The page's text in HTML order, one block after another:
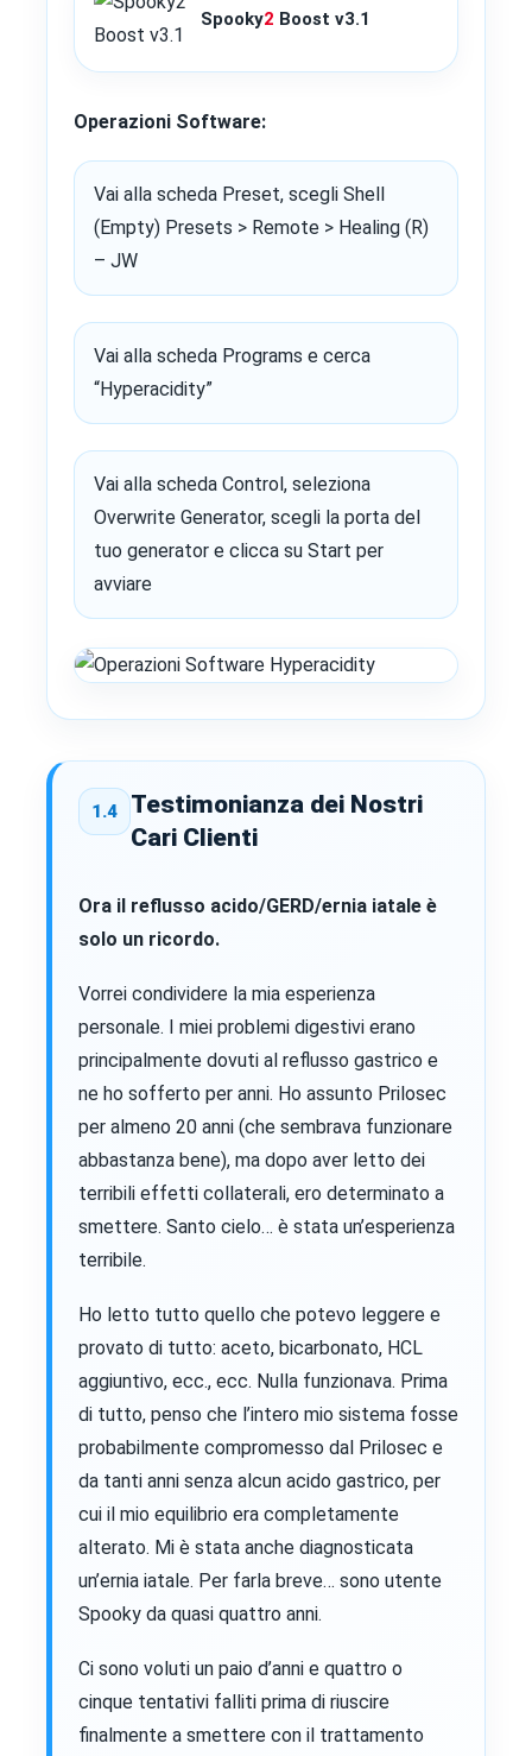
Spooky2 Boost v3.1
Operazioni Software:
Vai alla scheda Preset, scegli Shell
(Empty) Presets > Remote > Healing (R)
– JW
Vai alla scheda Programs e cerca
“Hyperacidity”
Vai alla scheda Control, seleziona
Overwrite Generator, scegli la porta del
tuo generator e clicca su Start per
avviare
1.4
Testimonianza dei Nostri
Cari Clienti
Ora il reflusso acido/GERD/ernia iatale è
solo un ricordo.
Vorrei condividere la mia esperienza
personale. I miei problemi digestivi erano
principalmente dovuti al reflusso gastrico e
ne ho sofferto per anni. Ho assunto Prilosec
per almeno 20 anni (che sembrava funzionare
abbastanza bene), ma dopo aver letto dei
terribili effetti collaterali, ero determinato a
smettere. Santo cielo… è stata un’esperienza
terribile.
Ho letto tutto quello che potevo leggere e
provato di tutto: aceto, bicarbonato, HCL
aggiuntivo, ecc., ecc. Nulla funzionava. Prima
di tutto, penso che l’intero mio sistema fosse
probabilmente compromesso dal Prilosec e
da tanti anni senza alcun acido gastrico, per
cui il mio equilibrio era completamente
alterato. Mi è stata anche diagnosticata
un’ernia iatale. Per farla breve… sono utente
Spooky da quasi quattro anni.
Ci sono voluti un paio d’anni e quattro o
cinque tentativi falliti prima di riuscire
finalmente a smettere con il trattamento